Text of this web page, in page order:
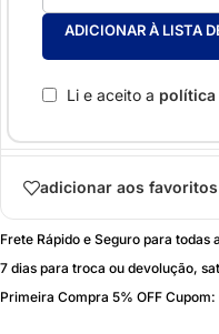
ADICIONAR À LISTA
Li e aceito a política
adicionar aos favoritos
Frete Rápido e Seguro para todas
7 dias para troca ou devolução,
Primeira Compra 5% OFF Cupom: